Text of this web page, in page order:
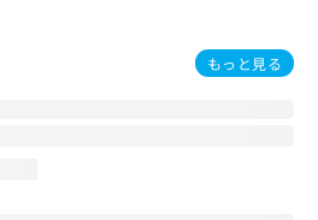
もっと見る